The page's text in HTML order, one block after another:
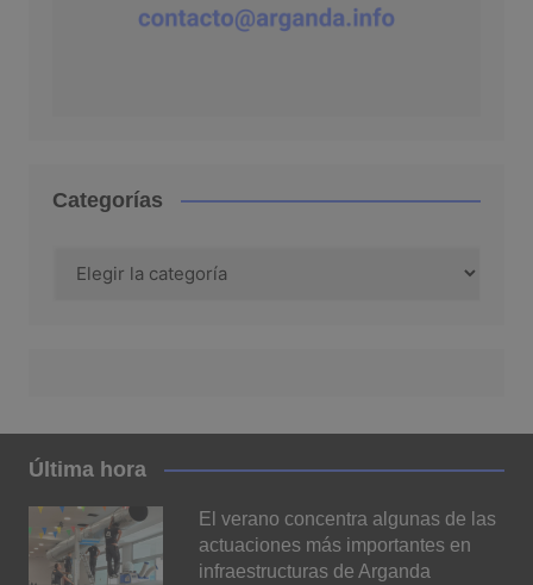
Categorías
Última hora
El verano concentra algunas de las
actuaciones más importantes en
infraestructuras de Arganda